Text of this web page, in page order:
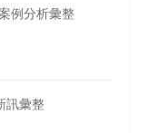
例分析彙整
訊彙整